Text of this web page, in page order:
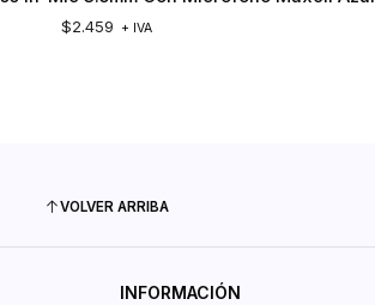
$2.459 + IVA
VOLVER ARRIBA
INFORMACIÓN